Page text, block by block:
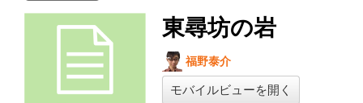
東尋坊の岩
福野泰介
モバイルビューを開く